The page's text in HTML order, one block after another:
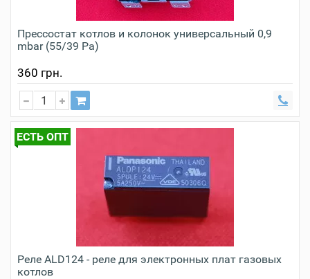
Прессостат котлов и колонок универсальный 0,9
mbar (55/39 Pa)
360 грн.
ЕСТЬ ОПТ
Реле ALD124 - реле для электронных плат газовых
котлов